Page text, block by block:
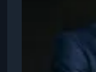
профильные